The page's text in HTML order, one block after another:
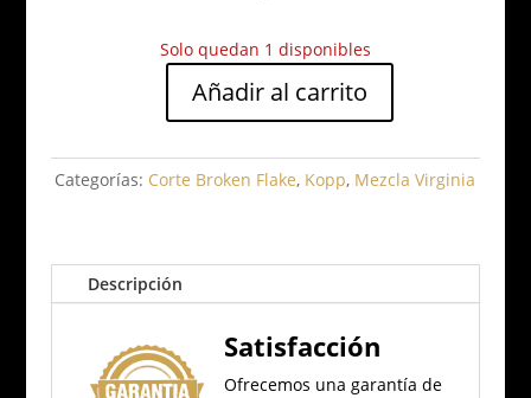
Solo quedan 1 disponibles
1919
Edición
cantidad
Añadir al carrito
Categorías: Corte Broken Flake, Kopp, Mezcla Virginia
Descripción
Satisfacción
Ofrecemos una garantía de